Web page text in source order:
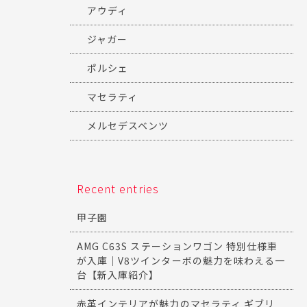
アウディ
ジャガー
ポルシェ
マセラティ
メルセデスベンツ
Recent entries
甲子園
AMG C63S ステーションワゴン 特別仕様車
が入庫｜V8ツインターボの魅力を味わえる一
台【新入庫紹介】
赤革インテリアが魅力のマセラティ ギブリ